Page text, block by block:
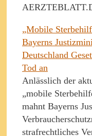
„Mobile
Bayerns
Deutschland
Tod an
Anlässlich der
„mobile
mahnt Bayerns
strafrechtliches